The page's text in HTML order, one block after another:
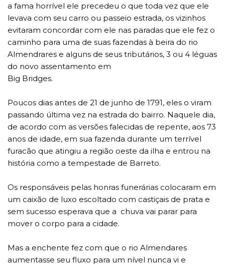
a fama horrível ele precedeu o que toda vez que ele
levava com seu carro ou passeio estrada, os vizinhos
evitaram concordar com ele nas paradas que ele fez o
caminho para uma de suas fazendas à beira do rio
Almendrares e alguns de seus tributários, 3 ou 4 léguas
do novo assentamento em
Big Bridges.
Poucos dias antes de 21 de junho de 1791, eles o viram
passando última vez na estrada do bairro. Naquele dia,
de acordo com as versões falecidas de repente, aos 73
anos de idade, em sua fazenda durante um terrível
furacão que atingiu a região oeste da ilha e entrou na
história como a tempestade de Barreto.
Os responsáveis pelas honras funerárias colocaram em
um caixão de luxo escoltado com castiçais de prata e
sem sucesso esperava que a chuva vai parar para
mover o corpo para a cidade.
Mas a enchente fez com que o rio Almendares
aumentasse seu fluxo para um nível nunca vi e